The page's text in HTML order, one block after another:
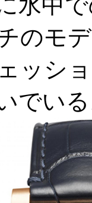
のモ
ッシ
でい